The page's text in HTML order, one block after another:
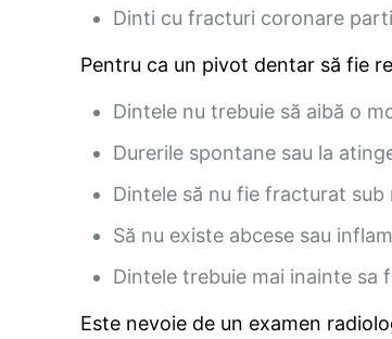
Dinti cu fracturi coronare
Pentru ca un pivot dentar să fie
Dintele nu trebuie să aibă o
Durerile spontane sau la
Dintele să nu fie fracturat sub
Să nu existe abcese sau
Dintele trebuie mai inainte
Este nevoie de un examen